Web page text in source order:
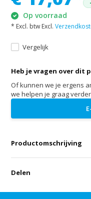
Op voorraad
* Excl. btw Excl.
Vergelijk
Heb je vragen over dit
Of kunnen we je ergens
we helpen je graag
Productomschrijving
Delen